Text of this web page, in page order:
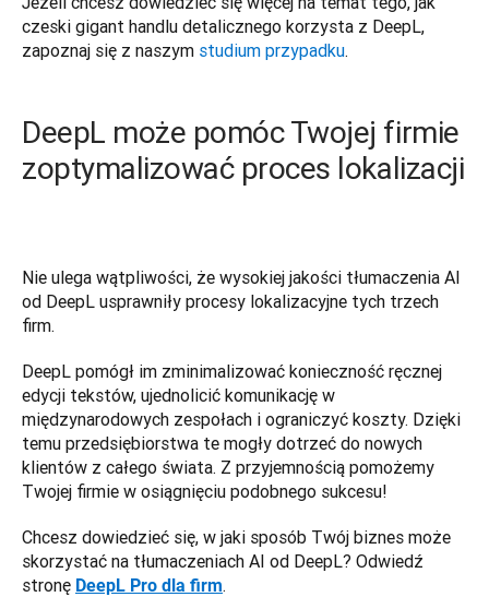
czeski gigant handlu detalicznego korzysta z DeepL,
zapoznaj się z naszym studium przypadku.
DeepL może pomóc Twojej firmie
zoptymalizować proces lokalizacji
Nie ulega wątpliwości, że wysokiej jakości tłumaczenia AI
od DeepL usprawniły procesy lokalizacyjne tych trzech
firm.
DeepL pomógł im zminimalizować konieczność ręcznej
edycji tekstów, ujednolicić komunikację w
międzynarodowych zespołach i ograniczyć koszty. Dzięki
temu przedsiębiorstwa te mogły dotrzeć do nowych
klientów z całego świata. Z przyjemnością pomożemy
Twojej firmie w osiągnięciu podobnego sukcesu!
Chcesz dowiedzieć się, w jaki sposób Twój biznes może
skorzystać na tłumaczeniach AI od DeepL? Odwiedź
stronę DeepL Pro dla firm.